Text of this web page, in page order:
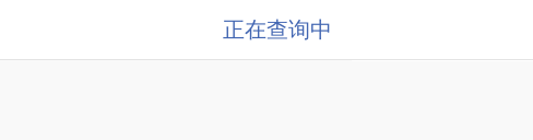
正在查询中